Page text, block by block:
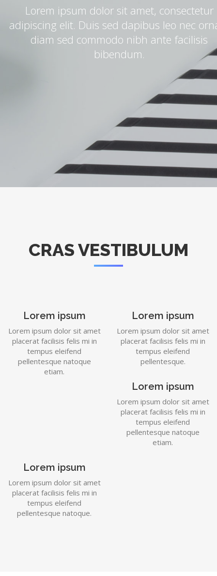
Lorem ipsum dolor sit amet, consectetur
adipiscing elit. Duis sed dapibus leo nec
diam sed commodo nibh ante facilisis
bibendum.
CRAS VESTIBULUM
Lorem ipsum
Lorem ipsum dolor sit amet
placerat facilisis felis mi in
tempus eleifend
pellentesque natoque
etiam.
Lorem ipsum
Lorem ipsum dolor sit amet
placerat facilisis felis mi in
tempus eleifend
pellentesque.
Lorem ipsum
Lorem ipsum dolor sit amet
placerat facilisis felis mi in
tempus eleifend
pellentesque natoque
etiam.
Lorem ipsum
Lorem ipsum dolor sit amet
placerat facilisis felis mi in
tempus eleifend
pellentesque natoque.